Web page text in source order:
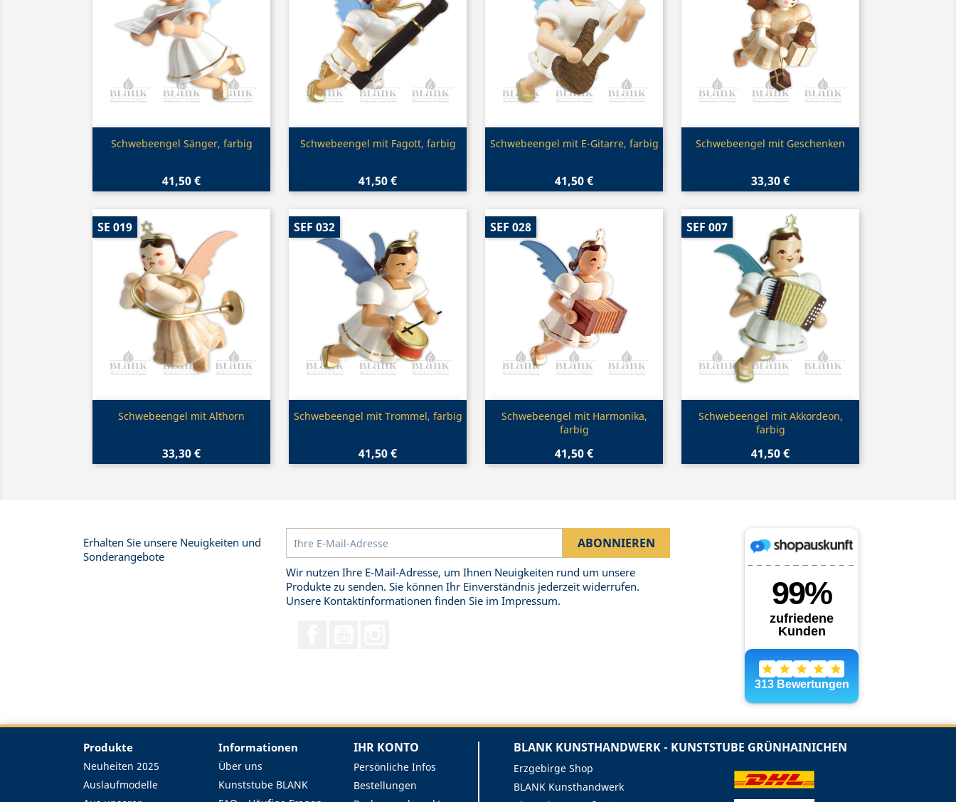
Vorschau
Schwebeengel Sänger, farbig
41,50 €
Vorschau
Schwebeengel mit Fagott, farbig
41,50 €
Vorschau
Schwebeengel mit E-Gitarre, farbig
41,50 €
Vorschau
Schwebeengel mit Geschenken
33,30 €
Vorschau
Schwebeengel mit Althorn
33,30 €
SE 019
Vorschau
Schwebeengel mit Trommel, farbig
41,50 €
SEF 032
Vorschau
Schwebeengel mit Harmonika,
farbig
41,50 €
SEF 028
Vorschau
Schwebeengel mit Akkordeon,
farbig
41,50 €
SEF 007
Erhalten Sie unsere Neuigkeiten und
Sonderangebote
Wir nutzen Ihre E-Mail-Adresse, um Ihnen Neuigkeiten rund um unsere
Produkte zu senden. Sie können Ihr Einverständnis jederzeit widerrufen.
Unsere Kontaktinformationen finden Sie im Impressum.
Produkte
Neuheiten 2025
Auslaufmodelle
Informationen
Über uns
Kunststube BLANK
IHR KONTO
Persönliche Infos
Bestellungen
BLANK KUNSTHANDWERK - KUNSTSTUBE GRÜNHAINICHEN
Erzgebirge Shop
BLANK Kunsthandwerk